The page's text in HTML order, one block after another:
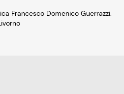
Francesco Domenico Guerrazzi.